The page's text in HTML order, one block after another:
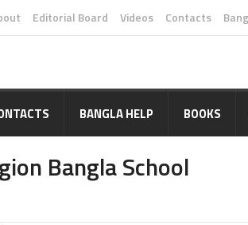
Editorial Board Videos Contacts
BANGLA HELP BOOKS
Bangla School